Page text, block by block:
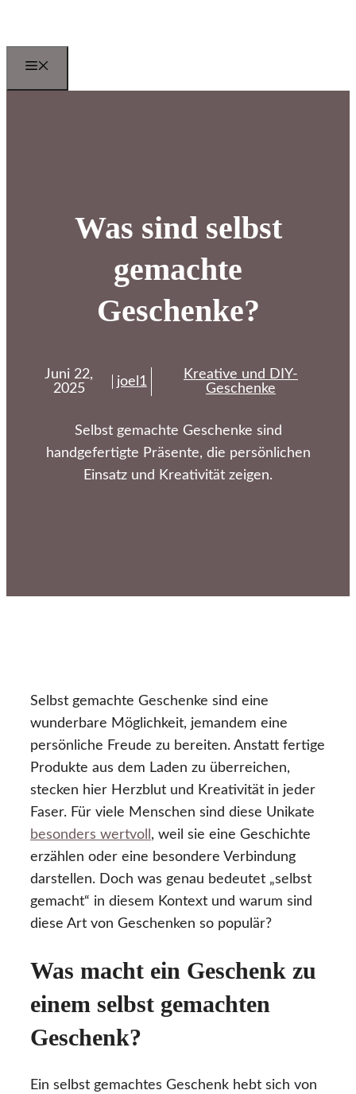
springen
Was sind selbst
gemachte
Geschenke?
Juni 22,
2025
joel1
Kreative und DIY-
Geschenke
Selbst gemachte Geschenke sind
handgefertigte Präsente, die persönlichen
Einsatz und Kreativität zeigen.
Selbst gemachte Geschenke sind eine
wunderbare Möglichkeit, jemandem eine
persönliche Freude zu bereiten. Anstatt fertige
Produkte aus dem Laden zu überreichen,
stecken hier Herzblut und Kreativität in jeder
Faser. Für viele Menschen sind diese Unikate
besonders wertvoll , weil sie eine Geschichte
erzählen oder eine besondere Verbindung
darstellen. Doch was genau bedeutet „selbst
gemacht“ in diesem Kontext und warum sind
diese Art von Geschenken so populär?
Was macht ein Geschenk zu
einem selbst gemachten
Geschenk?
Ein selbst gemachtes Geschenk hebt sich von